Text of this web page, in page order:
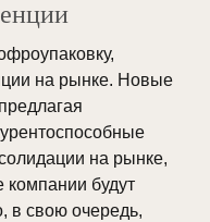
на рынке. Новые
на рынке,
компании будут
в свою очередь,